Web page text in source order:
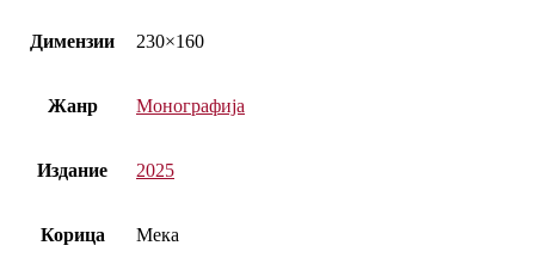
Димензии 230×160
Жанр Монографија
Издание 2025
Корица Мека